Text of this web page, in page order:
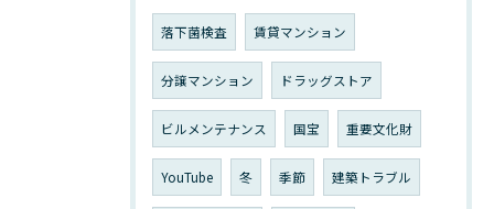
落下菌検査 賃貸マンション
分譲マンション ドラッグストア
ビルメンテナンス 国宝 重要文化財
YouTube 冬 季節 建築トラブル